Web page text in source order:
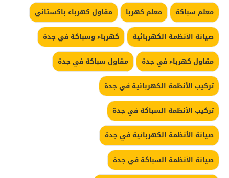
معلم سباكة
معلم كهربا
مقاول كهرباء باكستاني
صيانة الأنظمة الكهربائية
كهرباء وسباكة في جدة
مقاول كهرباء في جدة
مقاول سباكة في جدة
تركيب الأنظمة الكهربائية في جدة
تركيب الأنظمة السباكة في جدة
صيانة الأنظمة الكهربائية في جدة
صيانة الأنظمة السباكة في جدة